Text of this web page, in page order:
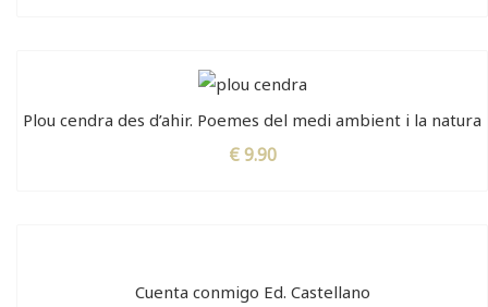
Plou cendra des d’ahir. Poemes del medi ambient i la natura
€9.90
Cuenta conmigo Ed. Castellano